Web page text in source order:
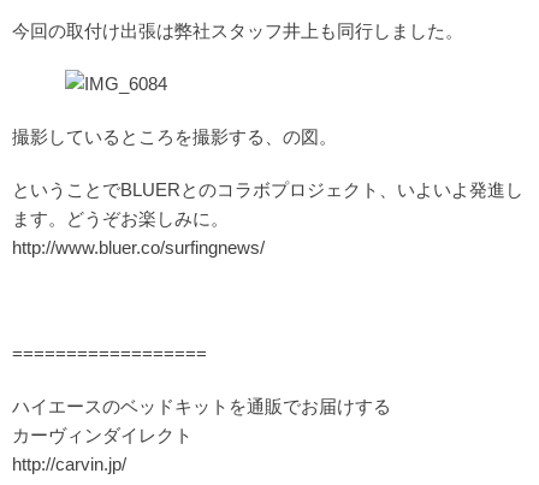
今回の取付け出張は弊社スタッフ井上も同行しました。
撮影しているところを撮影する、の図。
ということでBLUERとのコラボプロジェクト、いよいよ発進し
ます。どうぞお楽しみに。
http://www.bluer.co/surfingnews/
==================
ハイエースのベッドキットを通販でお届けする
カーヴィンダイレクト
http://carvin.jp/